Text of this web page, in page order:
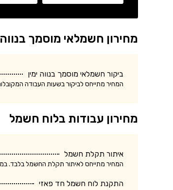
מחירון חשמלאי מוסמך בנווה
ביקור חשמלאי מוסמך בנווה ימין
המחיר מתייחס לביקור בשעות העבודה
מחירון עבודות בלוח חשמל
איתור תקלת חשמל
המחיר מתייחס לאיתור תקלת החשמל בלבד. במקרים בהם
התקנת לוח חשמל חד פאזי